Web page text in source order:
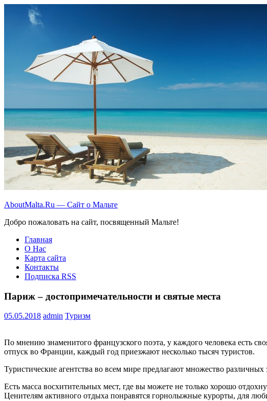
Перейти
содержимому
AboutMalta.Ru — Сайт о Мальте
Добро пожаловать на сайт, посвященный Мальте!
Главная
О Нас
Карта сайта
Контакты
Подписка RSS
Париж – достопримечательности и святые места
05.05.2018 admin Туризм
По мнению знаменитого французского поэта, у каждого человека есть
отпуск во Франции, каждый год приезжают несколько тысяч туристов.
Туристические агентства во всем мире предлагают множество
Есть масса восхитительных мест, где вы можете не только хорошо
Ценителям активного отдыха понравятся горнолыжные курорты, для